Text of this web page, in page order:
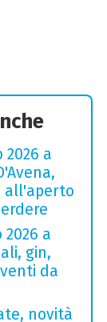
2026 a
all'aperto
a
gin,
da
novità